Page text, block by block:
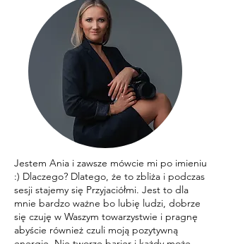
Jestem Ania i zawsze mówcie mi po imieniu
:) Dlaczego? Dlatego, że to zbliża i podczas
sesji stajemy się Przyjaciółmi. Jest to dla
mnie bardzo ważne bo lubię ludzi, dobrze
się czuję w Waszym towarzystwie i pragnę
abyście również czuli moją pozytywną